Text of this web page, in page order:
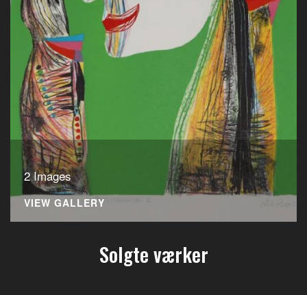
2 Images
VIEW GALLERY
Solgte værker